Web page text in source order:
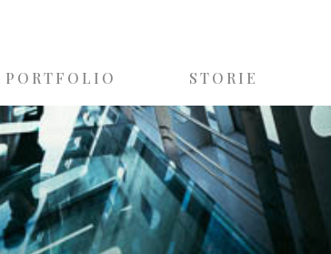
PORTFOLIO STORIE